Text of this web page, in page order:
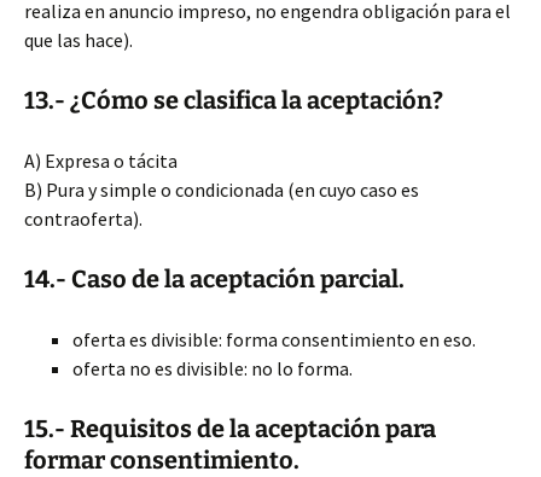
realiza en anuncio impreso, no engendra obligación para el
que las hace).
13.- ¿Cómo se clasifica la aceptación?
A) Expresa o tácita
B) Pura y simple o condicionada (en cuyo caso es
contraoferta).
14.- Caso de la aceptación parcial.
oferta es divisible: forma consentimiento en eso.
oferta no es divisible: no lo forma.
15.- Requisitos de la aceptación para
formar consentimiento.